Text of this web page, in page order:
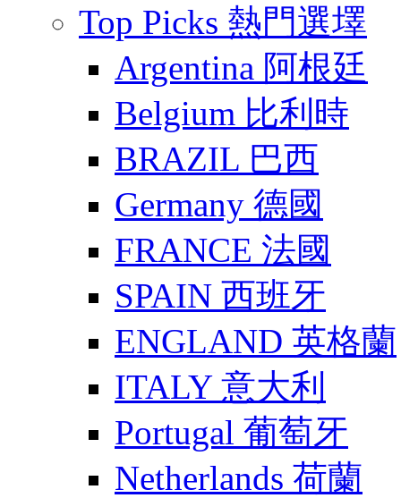
Top Picks 熱門選墿
Argentina 阿根廷
Belgium 比利時
BRAZIL 巴西
Germany 德國
FRANCE 法國
SPAIN 西班牙
ENGLAND 英格蘭
ITALY 意大利
Portugal 葡萄牙
Netherlands 荷蘭